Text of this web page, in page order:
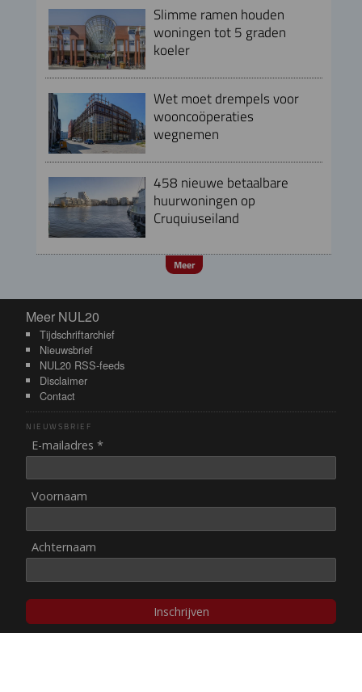
Slimme ramen houden
woningen tot 5 graden
koeler
Wet moet drempels voor
wooncoöperaties
wegnemen
458 nieuwe betaalbare
huurwoningen op
Cruquiuseiland
Meer
Meer NUL20
Meer NUL20
Tijdschriftarchief
Nieuwsbrief
NUL20 RSS-feeds
Disclaimer
Contact
NIEUWSBRIEF
E-mailadres *
Voornaam
Achternaam
Inschrijven